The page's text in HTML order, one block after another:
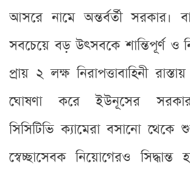
আসরে নামে অন্তর্বর্তী সরকার।
সবচেয়ে বড় উৎসবকে শান্তিপূর্ণ ও
প্রায় ২ লক্ষ নিরাপত্তাবাহিনী
ঘোষণা করে ইউনূসের
সিসিটিভি ক্যামেরা বসানো থেকে
স্বেচ্ছাসেবক নিয়োগেরও সিদ্ধান্ত